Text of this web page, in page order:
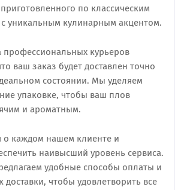
по классическим
уникальным кулинарным акцентом.
курьеров
ваш заказ будет доставлен точно
состоянии. Мы уделяем
упаковке, чтобы ваш плов
и ароматным.
о каждом нашем клиенте и
наивысший уровень сервиса.
удобные способы оплаты и
доставки, чтобы удовлетворить все